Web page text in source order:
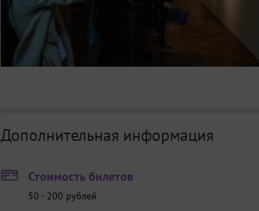
Дополнительная информация
Стоимость билетов
50 - 200 рублей